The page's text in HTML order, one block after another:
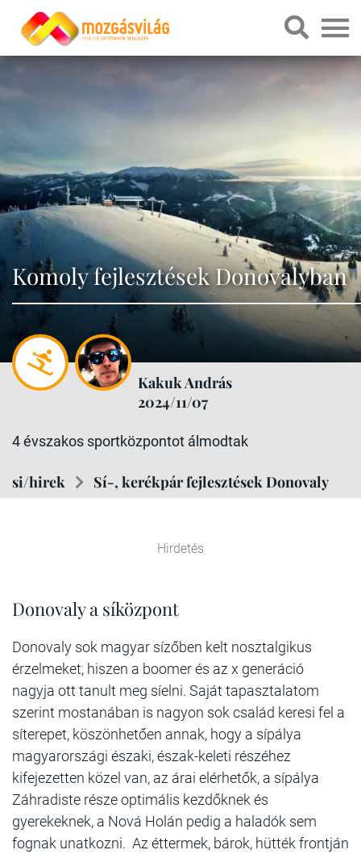
Komoly fejlesztések Donovalyban
Kakuk András
2024/11/07
4 évszakos sportközpontot álmodtak
si/hirek Sí-, kerékpár fejlesztések Donovaly
Hirdetés
Donovaly a síközpont
Donovaly sok magyar sízőben kelt nosztalgikus
érzelmeket, hiszen a boomer és az x generáció
nagyja ott tanult meg síelni. Saját tapasztalatom
szerint mostanában is nagyon sok család keresi fel a
síterepet, köszönhetően annak, hogy a sípálya
magyarországi északi, észak-keleti részéhez
kifejezetten közel van, az árai elérhetők, a sípálya
Záhradiste része optimális kezdőknek és
gyerekeknek, a Nová Holán pedig a haladók sem
fognak unatkozni. Az éttermek, bárok, hütték frontján